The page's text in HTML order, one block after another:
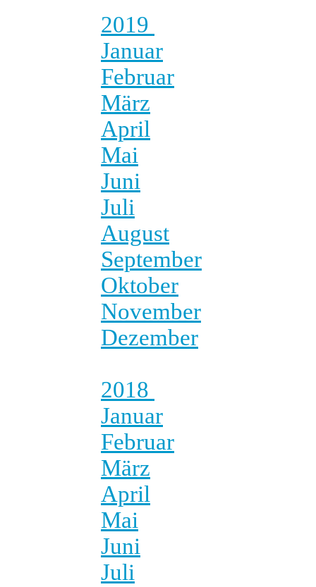
2019
Januar
Februar
März
April
Mai
Juni
Juli
August
September
Oktober
November
Dezember
2018
Januar
Februar
März
April
Mai
Juni
Juli